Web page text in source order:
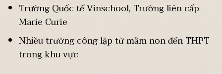
Trường Quốc tế Vinschool, Trường liên cấp
Marie Curie
Nhiều trường công lập từ mầm non đến THPT
trong khu vực